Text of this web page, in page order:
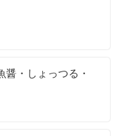
醤・しょっつる・